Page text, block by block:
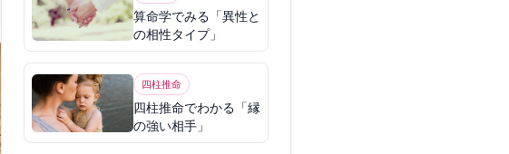
算命学でみる「異性と
の相性タイプ」
四柱推命
四柱推命でわかる「縁
の強い相手」